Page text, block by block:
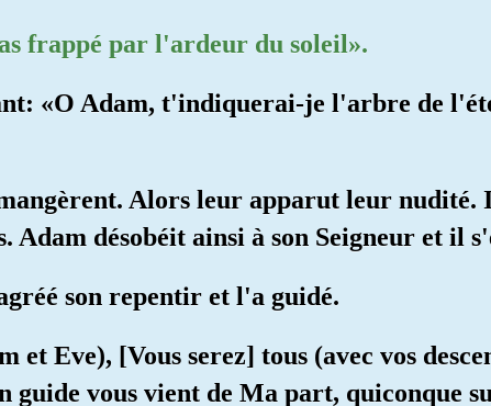
frappé par l'ardeur du soleil».
«O Adam, t'indiquerai-je l'arbre de
Alors leur apparut leur nudité.
désobéit ainsi à son Seigneur et il
son repentir et l'a guidé.
Eve), [Vous serez] tous (avec vos
guide vous vient de Ma part, quiconque